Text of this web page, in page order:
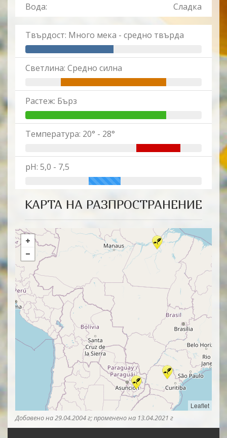
Вода:
Сладка
Твърдост: Много мека - средно твърда
Светлина: Средно силна
Растеж: Бърз
Температура: 20° - 28°
pH: 5,0 - 7,5
КАРТА НА РАЗПРОСТРАНЕНИЕ
Leaflet
Добавенo на 29.04.2004 г; промененo на 13.04.2021 г